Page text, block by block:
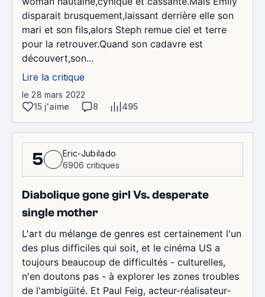
disparait brusquement,laissant derrière elle son
mari et son fils,alors Steph remue ciel et terre
pour la retrouver.Quand son cadavre est
découvert,son...
Lire la critique
le 28 mars 2022
15 j'aime
8 495
5
Eric-Jubilado
6906 critiques
Diabolique gone girl Vs. desperate
single mother
L'art du mélange de genres est certainement l'un
des plus difficiles qui soit, et le cinéma US a
toujours beaucoup de difficultés - culturelles,
n'en doutons pas - à explorer les zones troubles
de l'ambigüité. Et Paul Feig, acteur-réalisateur-